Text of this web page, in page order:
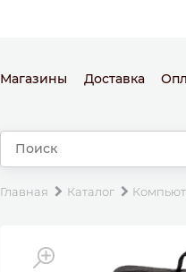
Магазины Доставка
Главная Каталог